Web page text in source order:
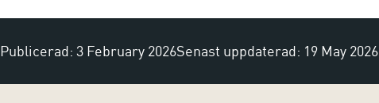
Publicerad: 3 February 2026Senast uppdaterad: 19 May 2026